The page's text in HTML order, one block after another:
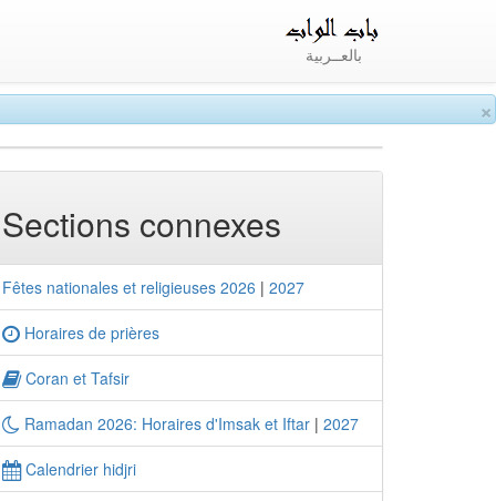
×
بالعــربية
Sections connexes
Fêtes nationales et religieuses 2026 | 2027
Horaires de prières
Coran et Tafsir
Ramadan 2026: Horaires d'Imsak et Iftar | 2027
Calendrier hidjri